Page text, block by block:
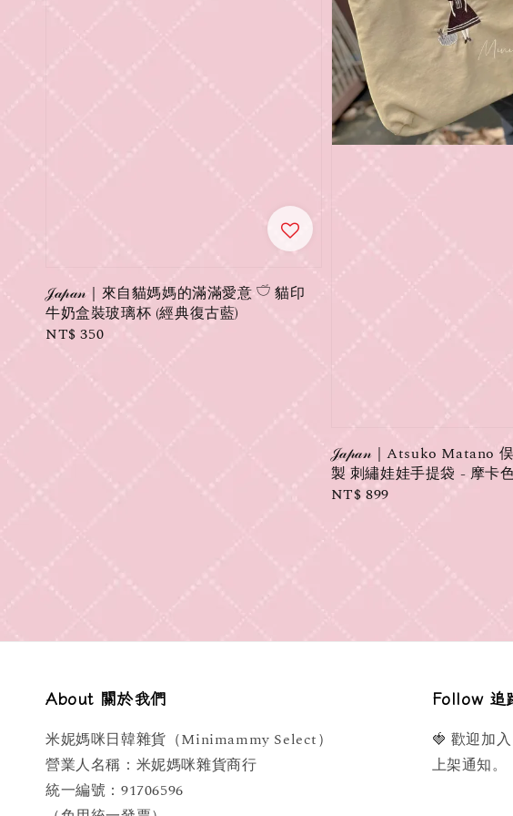
𝒥𝒶𝓅𝒶𝓃｜來自貓媽媽的滿滿愛意 𓎩 貓印
牛奶盒裝玻璃杯 (經典復古藍)
Regular
NT$ 350
𝒥𝒶𝓅𝒶𝓃｜Atsuko Matano
製 刺繡娃娃手提袋 - 摩卡
Regular
NT$ 899
About 關於我們
米妮媽咪日韓雜貨（Minimammy Select）
營業人名稱：米妮媽咪雜貨商行
統一編號：91706596
Follow 追
🍓 歡迎加
上架通知。